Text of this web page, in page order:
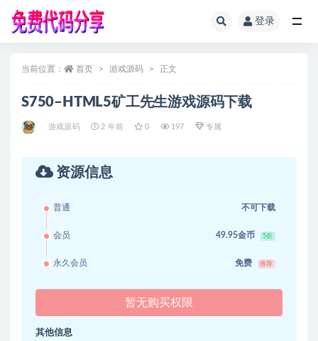
登录
当前位置： 首页 游戏源码 正文
S750–HTML5矿工先生游戏源码下载
游戏源码 2 年前 0 197 专属
资源信息
普通 不可下载
会员 49.95金币 5折
永久会员 免费 推荐
暂无购买权限
其他信息